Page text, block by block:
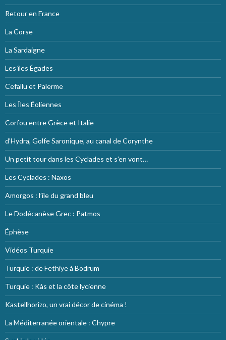
Retour en France
La Corse
La Sardaigne
Les îles Égades
Cefallu et Palerme
Les Îles Éoliennes
Corfou entre Grèce et Italie
d’Hydra, Golfe Saronique, au canal de Corynthe
Un petit tour dans les Cyclades et s’en vont…
Les Cyclades : Naxos
Amorgos : l’île du grand bleu
Le Dodécanèse Grec : Patmos
Éphèse
Vidéos Turquie
Turquie : de Fethiye à Bodrum
Turquie : Kàs et la côte lycienne
Kastellhorizo, un vrai décor de cinéma !
La Méditerranée orientale : Chypre